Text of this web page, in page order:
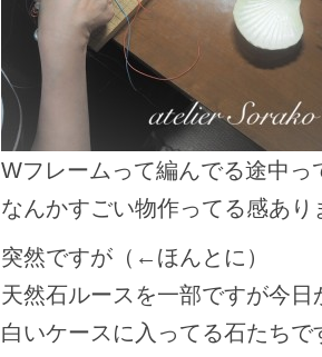
Wフレームって編んでる途中っ
なんかすごい物作ってる感あり
突然ですが（←ほんとに）
天然石ルースを一部ですが今
白いケースに入ってる石たちで